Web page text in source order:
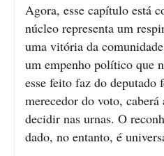
Agora, esse capítulo está
núcleo representa um
uma vitória da
um empenho político que
esse feito faz do
merecedor do voto, caberá
decidir nas urnas. O
dado, no entanto, é